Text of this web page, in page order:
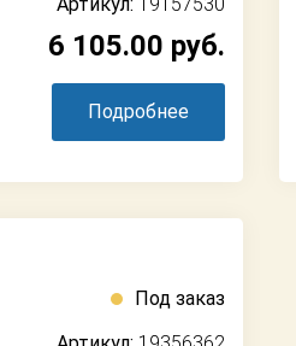
6 105.00 руб.
Подробнее
Под заказ